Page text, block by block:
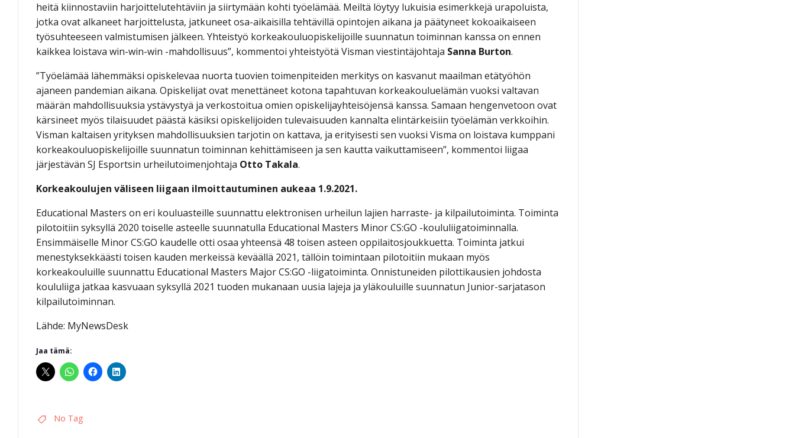
heitä kiinnostaviin harjoittelutehtäviin ja siirtymään kohti työelämää. Meiltä löytyy lukuisia esimerkkejä urapoluista,
jotka ovat alkaneet harjoittelusta, jatkuneet osa-aikaisilla tehtävillä opintojen aikana ja päätyneet kokoaikaiseen
työsuhteeseen valmistumisen jälkeen. Yhteistyö korkeakouluopiskelijoille suunnatun toiminnan kanssa on ennen
kaikkea loistava win-win-win -mahdollisuus”, kommentoi yhteistyötä Visman viestintäjohtaja Sanna Burton.
”Työelämää lähemmäksi opiskelevaa nuorta tuovien toimenpiteiden merkitys on kasvanut maailman etätyöhön
ajaneen pandemian aikana. Opiskelijat ovat menettäneet kotona tapahtuvan korkeakouluelämän vuoksi valtavan
määrän mahdollisuuksia ystävystyä ja verkostoitua omien opiskelijayhteisöjensä kanssa. Samaan hengenvetoon ovat
kärsineet myös tilaisuudet päästä käsiksi opiskelijoiden tulevaisuuden kannalta elintärkeisiin työelämän verkkoihin.
Visman kaltaisen yrityksen mahdollisuuksien tarjotin on kattava, ja erityisesti sen vuoksi Visma on loistava kumppani
korkeakouluopiskelijoille suunnatun toiminnan kehittämiseen ja sen kautta vaikuttamiseen”, kommentoi liigaa
järjestävän SJ Esportsin urheilutoimenjohtaja Otto Takala.
Korkeakoulujen väliseen liigaan ilmoittautuminen aukeaa 1.9.2021.
Educational Masters on eri kouluasteille suunnattu elektronisen urheilun lajien harraste- ja kilpailutoiminta. Toiminta
pilotoitiin syksyllä 2020 toiselle asteelle suunnatulla Educational Masters Minor CS:GO -koululiigatoiminnalla.
Ensimmäiselle Minor CS:GO kaudelle otti osaa yhteensä 48 toisen asteen oppilaitosjoukkuetta. Toiminta jatkui
menestyksekkäästi toisen kauden merkeissä keväällä 2021, tällöin toimintaan pilotoitiin mukaan myös
korkeakouluille suunnattu Educational Masters Major CS:GO -liigatoiminta. Onnistuneiden pilottikausien johdosta
koululiiga jatkaa kasvuaan syksyllä 2021 tuoden mukanaan uusia lajeja ja yläkouluille suunnatun Junior-sarjatason
kilpailutoiminnan.
Lähde: MyNewsDesk
Jaa tämä:
No Tag